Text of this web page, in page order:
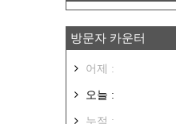
방문자 카운터
어제 :
오늘 :
누적 :